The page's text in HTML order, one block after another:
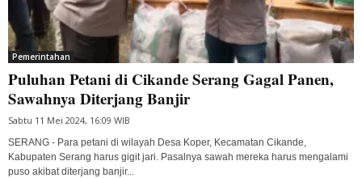
Pemerintahan
Puluhan Petani di Cikande Serang Gagal Panen,
Sawahnya Diterjang Banjir
Sabtu 11 Mei 2024, 16:09 WIB
SERANG - Para petani di wilayah Desa Koper, Kecamatan Cikande,
Kabupaten Serang harus gigit jari. Pasalnya sawah mereka harus mengalami
puso akibat diterjang banjir...